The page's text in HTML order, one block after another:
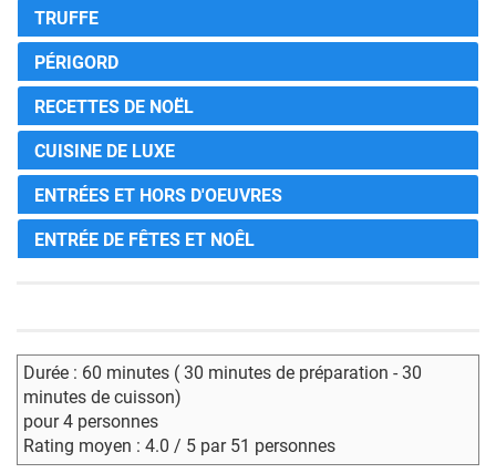
TRUFFE
PÉRIGORD
RECETTES DE NOËL
CUISINE DE LUXE
ENTRÉES ET HORS D'OEUVRES
ENTRÉE DE FÊTES ET NOÊL
Durée : 60 minutes ( 30 minutes de préparation - 30
minutes de cuisson)
pour 4 personnes
Rating moyen : 4.0 / 5 par 51 personnes